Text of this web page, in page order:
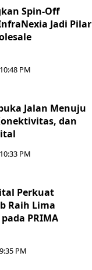
Spin-Off
Jadi Pilar
PM
Jalan Menuju
dan
PM
Perkuat
Raih Lima
PRIMA
PM